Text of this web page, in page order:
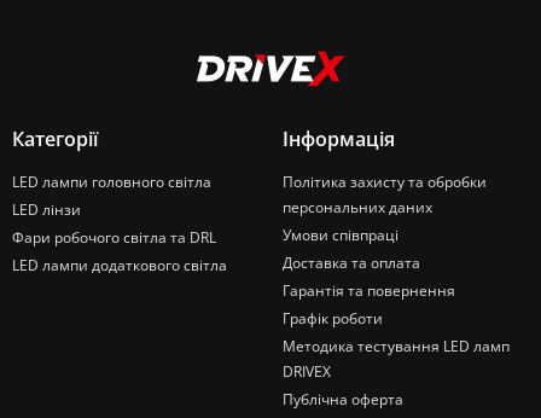
Категорії
LED лампи головного світла
LED лінзи
Фари робочого світла та DRL
LED лампи додаткового світла
Інформація
Політика захисту та обробки
персональних даних
Умови співпраці
Доставка та оплата
Гарантія та повернення
Графік роботи
Методика тестування LED ламп
DRIVEX
Публічна оферта